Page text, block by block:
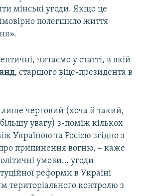
мінські угоди. Якщо це
полегшило життя
читаємо у статті, в якій
, старшого віце-президента в
черговий (хоча й такий,
увагу) з-поміж кількох
Україною та Росією згідно з
припинення вогню, – каже
умови… угоди
реформи в Україні
територіального контролю з